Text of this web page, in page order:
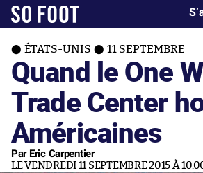
ÉTATS-UNIS 11 SEPTEMBRE
Quand le One
Trade Center
Américaines
Par Eric Carpentier
LE VENDREDI 11 SEPTEMBRE 2015 À